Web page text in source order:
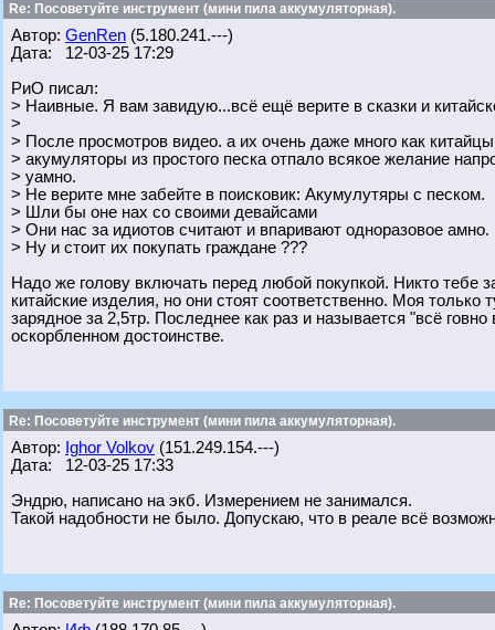
Re: Посоветуйте инструмент (мини пила аккумуляторная).
Автор: GenRen (5.180.241.---)
Дата: 12-03-25 17:29
РиО писал:
> Наивные. Я вам завидую...всё ещё верите в сказки и
>
> После просмотров видео. а их очень даже много как
> акумуляторы из простого песка отпало всякое желание
> уамно.
> Не верите мне забейте в поисковик: Акумулутяры с песком.
> Шли бы оне нах со своими девайсами
> Они нас за идиотов считают и впаривают одноразовое амно.
> Ну и стоит их покупать граждане ???
Надо же голову включать перед любой покупкой. Никто тебе
китайские изделия, но они стоят соответственно. Моя
зарядное за 2,5тр. Последнее как раз и называется "всё
оскорбленном достоинстве.
Re: Посоветуйте инструмент (мини пила аккумуляторная).
Автор: Ighor Volkov (151.249.154.---)
Дата: 12-03-25 17:33
Эндрю, написано на экб. Измерением не занимался.
Такой надобности не было. Допускаю, что в реале всё
Re: Посоветуйте инструмент (мини пила аккумуляторная).